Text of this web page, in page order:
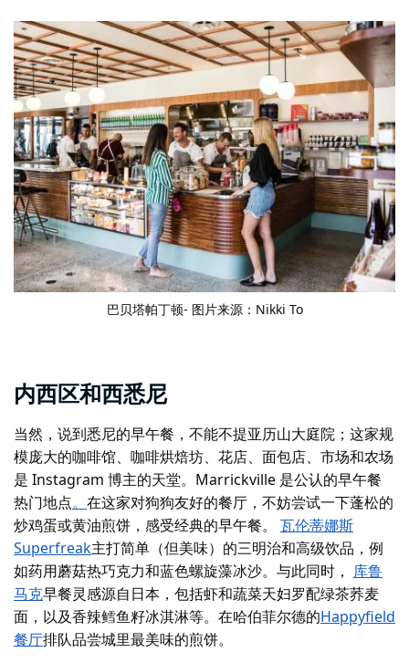
巴贝塔帕丁顿- 图片来源：Nikki To
内西区和西悉尼
当然，说到悉尼的早午餐，不能不提亚历山大庭院 ；这家规
模庞大的咖啡馆、咖啡烘焙坊、花店、面包店、市场和农场
是 Instagram 博主的天堂。Marrickville 是公认的早午餐
热门地点。 在这家对狗狗友好的餐厅，不妨尝试一下蓬松的
炒鸡蛋或黄油煎饼，感受经典的早午餐。 瓦伦蒂娜斯
Superfreak主打简单（但美味）的三明治和高级饮品，例
如药用蘑菇热巧克力和蓝色螺旋藻冰沙。与此同时， 库鲁
马克早餐灵感源自日本，包括虾和蔬菜天妇罗配绿茶荞麦
面，以及香辣鳕鱼籽冰淇淋等。在哈伯菲尔德的Happyfield
餐厅排队品尝城里最美味的煎饼。